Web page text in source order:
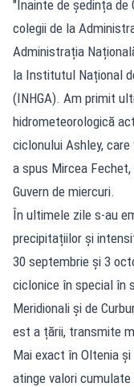
"Înainte de ședința de
colegii de la
Administrația
la Institutul Național
(INHGA). Am primit
hidrometeorologică
ciclonului Ashley,
a spus Mircea
Guvern de miercuri.
În ultimele zile s-au
precipitațiilor și
30 septembrie și 3
ciclonice în special în
Meridionali și de
est a țării, transmite
Mai exact în Oltenia
atinge valori